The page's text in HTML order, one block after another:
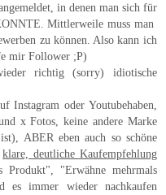
in denen man sich für
Mittlerweile muss man
zu können. Also kann ich
mir Follower ;P)
richtig (sorry) idiotische
Instagram oder Youtubehaben,
x Fotos, keine andere Marke
ABER eben auch so schöne
klare, deutliche Kaufempfehlung
Produkt", "Erwähne mehrmals
immer wieder nachkaufen